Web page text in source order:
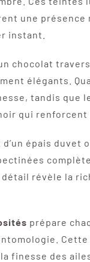
une
instant.
chocolat
élégants.
tandis que
qui
épais duvet
détail révèle la
prépare
finesse des